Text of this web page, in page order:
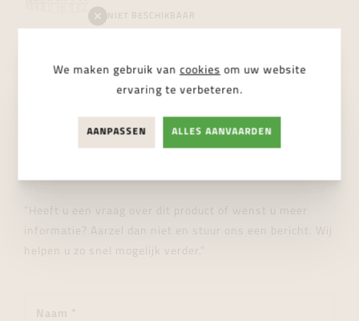
NIET BESCHIKBAAR
STUUR ONS EEN BERICHT
"Heeft u een vraag over dit product of wenst u meer
informatie? Aarzel dan niet en stuur ons een bericht. Wij
helpen u zo snel mogelijk verder."
We maken gebruik van cookies om uw website
ervaring te verbeteren.
AANPASSEN ALLES AANVAARDEN